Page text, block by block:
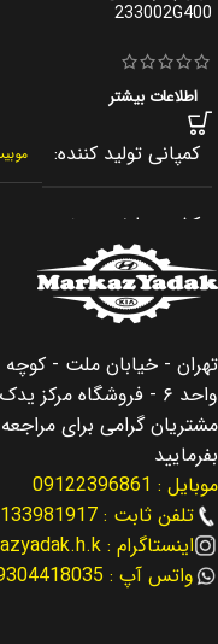
233002G400
اطلاعات بیشتر
کمپانی تولید کننده
کشور سازنده کره جنوبی
اصالت کالا اصلی
مناسب برای سانتافه Santafe
مناسب برای سال
2013 – 2016
نوع لوازم لوازم موتوری
واحد ۶ - فروشگاه مرکز یدک
مشتریان گرامی برای
بفرمایید
موبایل : 09122396861
تلفن ثابت : 02133981917
اینستاگرام : markazyadak.h.k
واتس آپ : 09304418035